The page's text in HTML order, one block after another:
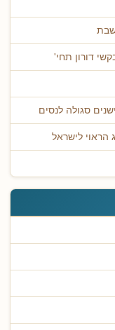
דורון תחי'
סגולה לנסים
לישראל